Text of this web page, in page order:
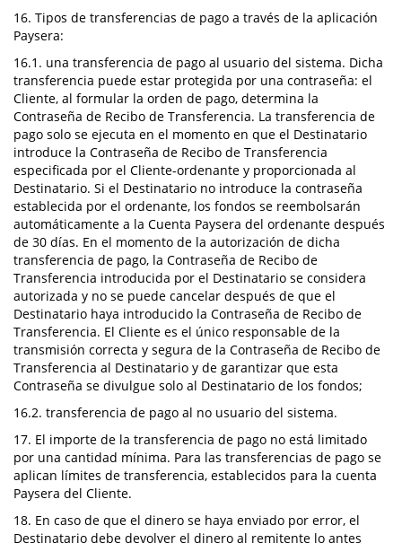
16. Tipos de transferencias de pago a través de la aplicación
Paysera:
16.1. una transferencia de pago al usuario del sistema. Dicha
transferencia puede estar protegida por una contraseña: el
Cliente, al formular la orden de pago, determina la
Contraseña de Recibo de Transferencia. La transferencia de
pago solo se ejecuta en el momento en que el Destinatario
introduce la Contraseña de Recibo de Transferencia
especificada por el Cliente-ordenante y proporcionada al
Destinatario. Si el Destinatario no introduce la contraseña
establecida por el ordenante, los fondos se reembolsarán
automáticamente a la Cuenta Paysera del ordenante después
de 30 días. En el momento de la autorización de dicha
transferencia de pago, la Contraseña de Recibo de
Transferencia introducida por el Destinatario se considera
autorizada y no se puede cancelar después de que el
Destinatario haya introducido la Contraseña de Recibo de
Transferencia. El Cliente es el único responsable de la
transmisión correcta y segura de la Contraseña de Recibo de
Transferencia al Destinatario y de garantizar que esta
Contraseña se divulgue solo al Destinatario de los fondos;
16.2. transferencia de pago al no usuario del sistema.
17. El importe de la transferencia de pago no está limitado
por una cantidad mínima. Para las transferencias de pago se
aplican límites de transferencia, establecidos para la cuenta
Paysera del Cliente.
18. En caso de que el dinero se haya enviado por error, el
Destinatario debe devolver el dinero al remitente lo antes